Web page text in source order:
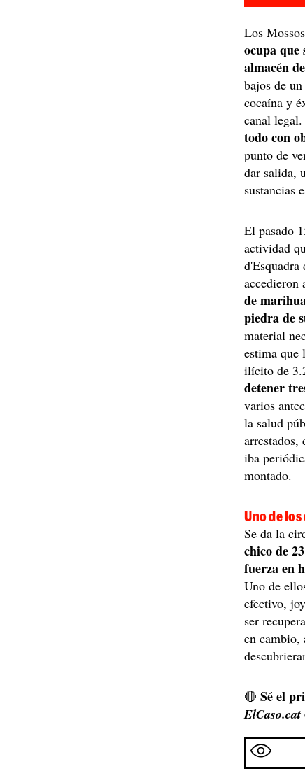
Los
ocupa que
almacén
bajos de
cocaína y
canal
todo con
punto de
dar salida,
sustancias
El pasado
actividad
de
piedra de
material
estima que
ilícito de
detener
varios
la salud
iba
montado.
Uno de
Se da la
chico de
fuerza en
Uno de
efectivo,
ser
en cambio,
🔴Sé el
ElCaso.cat